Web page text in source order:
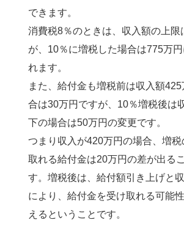
できます。
消費税8％のときは、収入額の上限
が、10％に増税した場合は775万
れます。
また、給付金も増税前は収入額
合は30万円ですが、10％増税後は
下の場合は50万円の変更です。
つまり収入が420万円の場合、増税
取れる給付金は20万円の差が出る
す。増税後は、給付額引き上げと
により、給付金を受け取れる可能
えるということです。